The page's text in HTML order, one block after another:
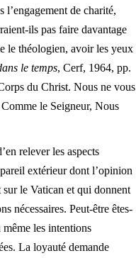
l’engagement de charité,
ils pas faire davantage
le théologien, avoir les yeux
le temps, Cerf, 1964, pp.
du Christ. Nous ne vous
le Seigneur, Nous
relever les aspects
extérieur dont l’opinion
le Vatican et qui donnent
nécessaires. Peut-être êtes-
même les intentions
La loyauté demande